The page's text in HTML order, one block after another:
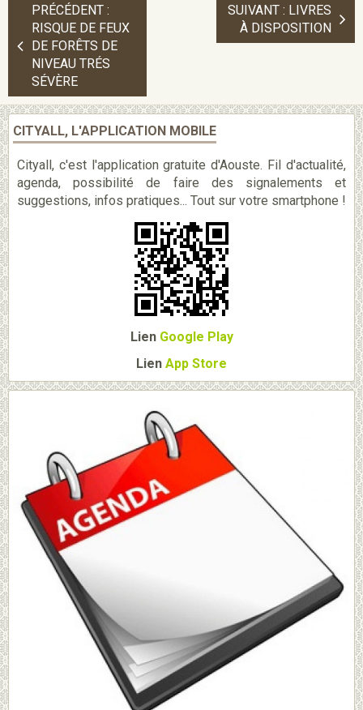
PRÉCÉDENT :
RISQUE DE FEUX
DE FORÊTS DE
NIVEAU TRÉS
SÉVÈRE
SUIVANT : LIVRES
À DISPOSITION
CITYALL, L'APPLICATION MOBILE
Cityall, c'est l'application gratuite d'Aouste. Fil d'actualité,
agenda, possibilité de faire des signalements et
suggestions, infos pratiques... Tout sur votre smartphone !
Lien Google Play
Lien App Store